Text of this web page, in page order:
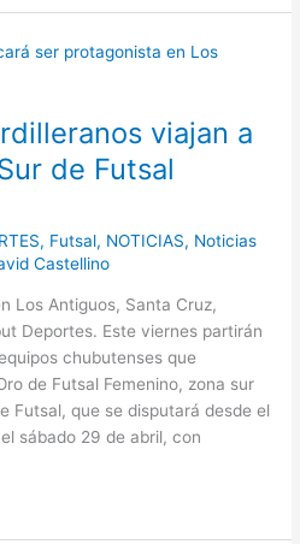
viajan a
de Futsal
, Futsal, NOTICIAS, Noticias
Castellino
Los Antiguos, Santa Cruz,
Deportes. Este viernes partirán
chubutenses que
de Futsal Femenino, zona sur
Futsal, que se disputará desde el
sábado 29 de abril, con